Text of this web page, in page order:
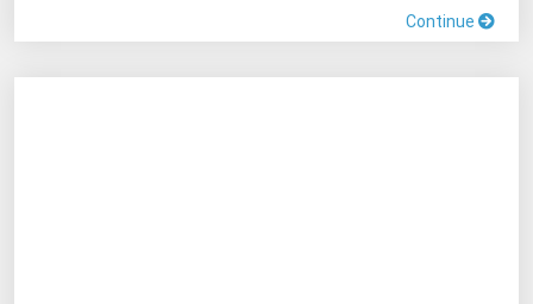
Continue